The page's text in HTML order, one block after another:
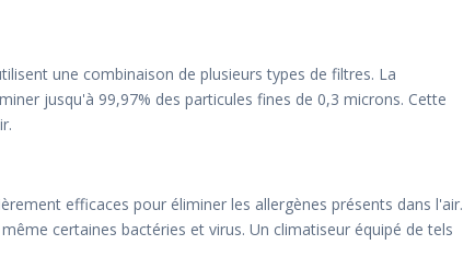
une combinaison de plusieurs types de filtres. La
jusqu'à 99,97% des particules fines de 0,3 microns. Cette
efficaces pour éliminer les allergènes présents dans l'air.
certaines bactéries et virus. Un climatiseur équipé de tels